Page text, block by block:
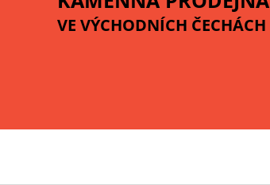
VE VÝCHODNÍCH ČECHÁCH